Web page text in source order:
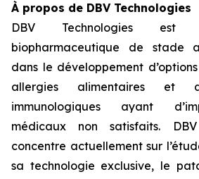
À propos de DBV Technologies
DBV Technologies est
biopharmaceutique de stade
dans le développement
allergies alimentaires et
immunologiques ayant
médicaux non satisfaits.
concentre actuellement sur
sa technologie exclusive, le